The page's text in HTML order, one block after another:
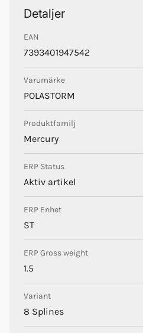
Detaljer
EAN
7393401947542
Varumärke
POLASTORM
Produktfamilj
Mercury
ERP Status
Aktiv artikel
ERP Enhet
ST
ERP Gross weight
1.5
Variant
8 Splines